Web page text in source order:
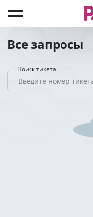
Все запросы
Поиск тикета